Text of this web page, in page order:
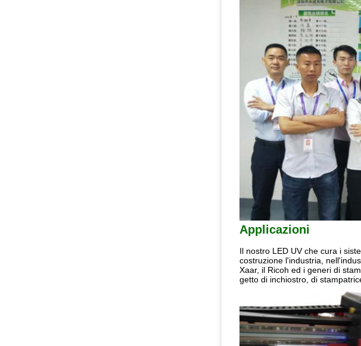
Applicazioni
Il nostro LED UV che cura i
costruzione l'industria,
Xaar, il Ricoh ed i generi di
getto di inchiostro, di